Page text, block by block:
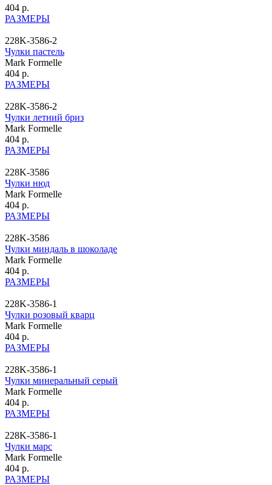
404 р.
РАЗМЕРЫ
228K-3586-2
Чулки пастель
Mark Formelle
404 р.
РАЗМЕРЫ
228K-3586-2
Чулки летний бриз
Mark Formelle
404 р.
РАЗМЕРЫ
228K-3586
Чулки нюд
Mark Formelle
404 р.
РАЗМЕРЫ
228K-3586
Чулки миндаль в шоколаде
Mark Formelle
404 р.
РАЗМЕРЫ
228K-3586-1
Чулки розовый кварц
Mark Formelle
404 р.
РАЗМЕРЫ
228K-3586-1
Чулки минеральный серый
Mark Formelle
404 р.
РАЗМЕРЫ
228K-3586-1
Чулки марс
Mark Formelle
404 р.
РАЗМЕРЫ